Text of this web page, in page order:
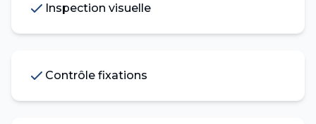
Inspection visuelle
Contrôle fixations